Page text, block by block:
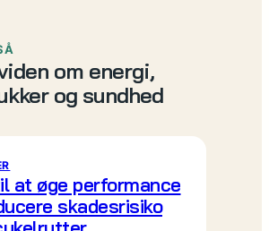
om energi,
og sundhed
at øge performance
skadesrisiko